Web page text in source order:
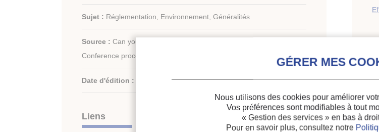
Sujet : Réglementation, Environnement, Généralités
Source : Can you prove it? Living with the regulations in practice.
Conference proceedings.
Date d'édition : 26/11/2002
Liens
Nous utilisons des cookies pour améliorer
Vos préférences sont modifiables à tout
« Gestion des services » en bas à
Pour en savoir plus, consultez notre